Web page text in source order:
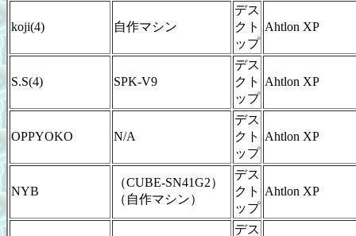
koji(4) 自作マシン
デス
クト
ップ
Ahtlon XP
S.S(4) SPK-V9
デス
クト
ップ
Ahtlon XP
OPPYOKO N/A
デス
クト
ップ
Ahtlon XP
NYB
（CUBE-SN41G2）
（自作マシン）
デス
クト
ップ
Ahtlon XP
デス